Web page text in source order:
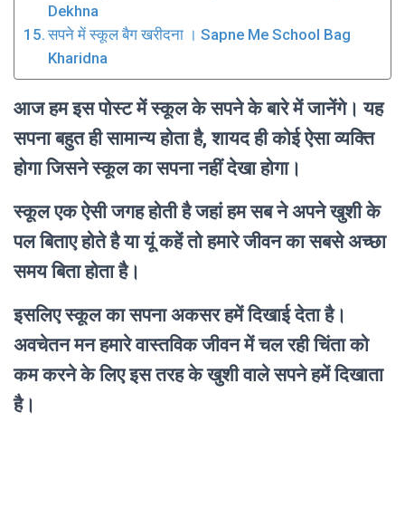
Dekhna
सपने में स्कूल बैग खरीदना । Sapne Me School Bag
Kharidna
आज हम इस पोस्ट में स्कूल के सपने के बारे में जानेंगे। यह
सपना बहुत ही सामान्य होता है, शायद ही कोई ऐसा व्यक्ति
होगा जिसने स्कूल का सपना नहीं देखा होगा।
स्कूल एक ऐसी जगह होती है जहां हम सब ने अपने खुशी के
पल बिताए होते है या यूं कहें तो हमारे जीवन का सबसे अच्छा
समय बिता होता है।
इसलिए स्कूल का सपना अकसर हमें दिखाई देता है।
अवचेतन मन हमारे वास्तविक जीवन में चल रही चिंता को
कम करने के लिए इस तरह के खुशी वाले सपने हमें दिखाता
है।